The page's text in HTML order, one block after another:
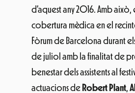
d’aquest any 2016. Amb això,
cobertura mèdica en el
Fòrum de Barcelona durant
de juliol amb la finalitat de
benestar dels assistents al
actuacions de Robert Plant,